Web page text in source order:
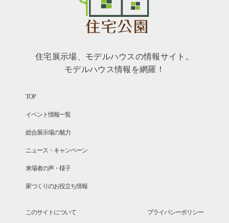
住宅展示場、モデルハウスの情報サイト。
モデルハウス情報を網羅！
TOP
イベント情報一覧
総合展示場の魅力
ニュース・キャンペーン
来場者の声・様子
家づくりのお役立ち情報
このサイトについて プライバシーポリシー